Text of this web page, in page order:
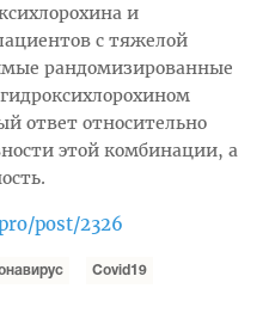
и
с тяжелой
рандомизированные
ответ относительно
этой комбинации, а
post/2326
Covid19